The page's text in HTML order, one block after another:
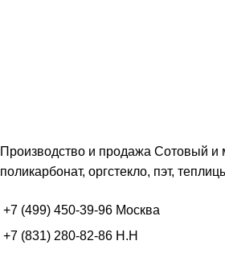
Производство и продажа Сотовый и
поликарбонат, оргстекло, пэт,
+7 (499) 450-39-96 Москва
+7 (831) 280-82-86 Н.Н